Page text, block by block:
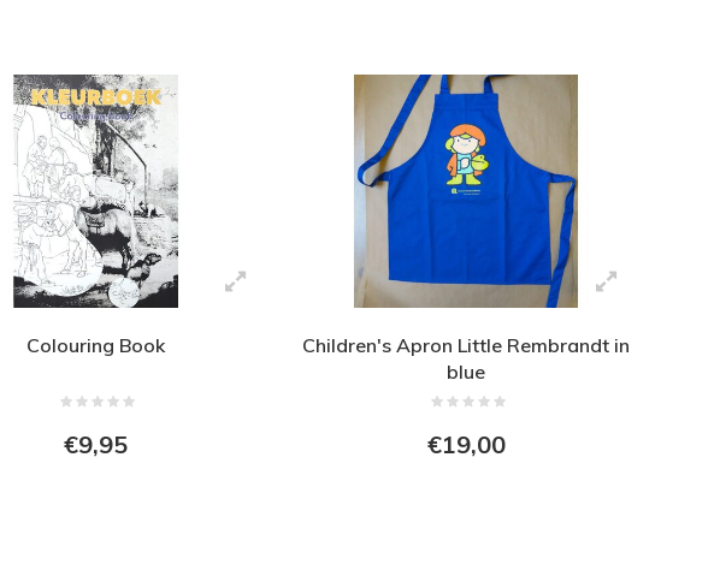
Colouring Book
€9,95
Children's Apron Little Rembrandt in
blue
€19,00